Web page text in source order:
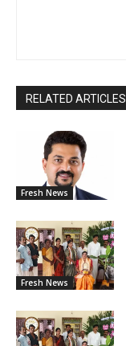
RELATED ARTICLES
Fresh News
Fresh News